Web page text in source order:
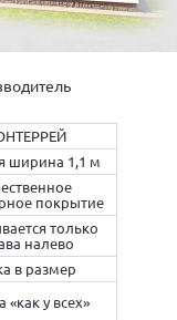
ширина 1,1 м
покрытие
только
налево
в размер
у всех»